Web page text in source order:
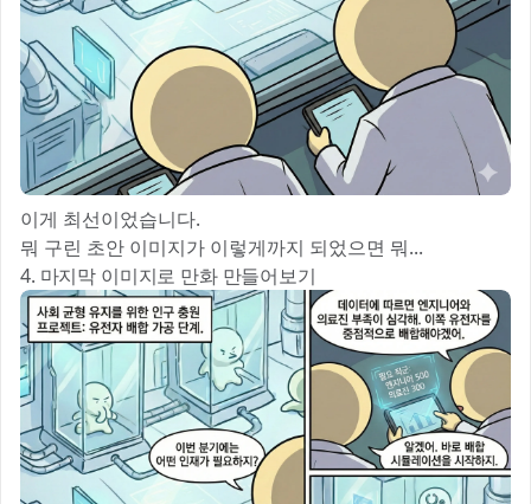
이게 최선이었습니다.
뭐 구린 초안 이미지가 이렇게까지 되었으면 뭐...
4. 마지막 이미지로 만화 만들어보기